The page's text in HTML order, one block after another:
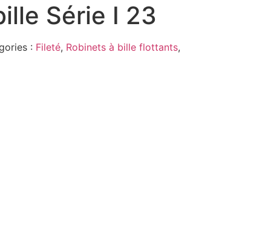
Série I 23
: Fileté, Robinets à bille flottants,